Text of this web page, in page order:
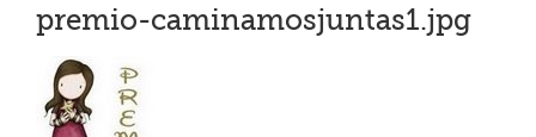
premio-caminamosjuntas1.jpg